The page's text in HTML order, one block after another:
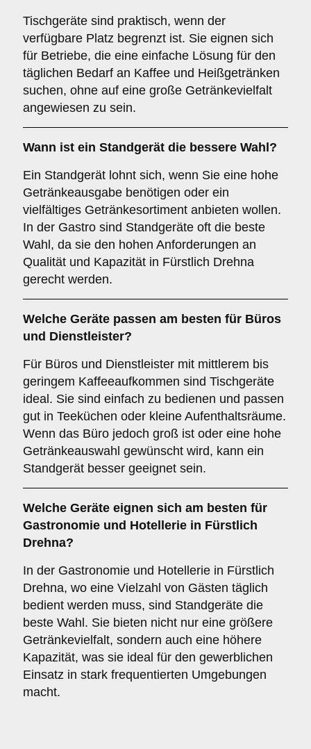
Tischgeräte sind praktisch, wenn der
verfügbare Platz begrenzt ist. Sie eignen sich
für Betriebe, die eine einfache Lösung für den
täglichen Bedarf an Kaffee und Heißgetränken
suchen, ohne auf eine große Getränkevielfalt
angewiesen zu sein.
Wann ist ein Standgerät die bessere Wahl?
Ein Standgerät lohnt sich, wenn Sie eine hohe
Getränkeausgabe benötigen oder ein
vielfältiges Getränkesortiment anbieten wollen.
In der Gastro sind Standgeräte oft die beste
Wahl, da sie den hohen Anforderungen an
Qualität und Kapazität in Fürstlich Drehna
gerecht werden.
Welche Geräte passen am besten für Büros
und Dienstleister?
Für Büros und Dienstleister mit mittlerem bis
geringem Kaffeeaufkommen sind Tischgeräte
ideal. Sie sind einfach zu bedienen und passen
gut in Teeküchen oder kleine Aufenthaltsräume.
Wenn das Büro jedoch groß ist oder eine hohe
Getränkeauswahl gewünscht wird, kann ein
Standgerät besser geeignet sein.
Welche Geräte eignen sich am besten für
Gastronomie und Hotellerie in Fürstlich
Drehna?
In der Gastronomie und Hotellerie in Fürstlich
Drehna, wo eine Vielzahl von Gästen täglich
bedient werden muss, sind Standgeräte die
beste Wahl. Sie bieten nicht nur eine größere
Getränkevielfalt, sondern auch eine höhere
Kapazität, was sie ideal für den gewerblichen
Einsatz in stark frequentierten Umgebungen
macht.